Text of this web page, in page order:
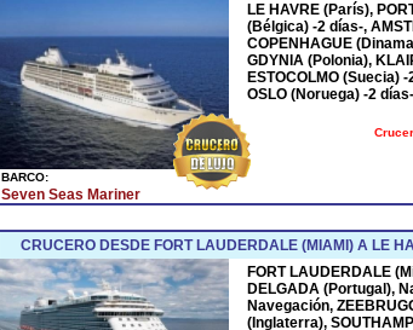
BARCO:
Seven Seas Mariner
LE HAVRE (París),
(Bélgica) -2 días-,
COPENHAGUE
GDYNIA (Polonia),
ESTOCOLMO (Suecia)
OSLO (Noruega) -2
CRUCERO DESDE FORT LAUDERDALE (MIAMI) A LE
FORT LAUDERDALE
DELGADA (Portugal),
Navegación,
(Inglaterra),